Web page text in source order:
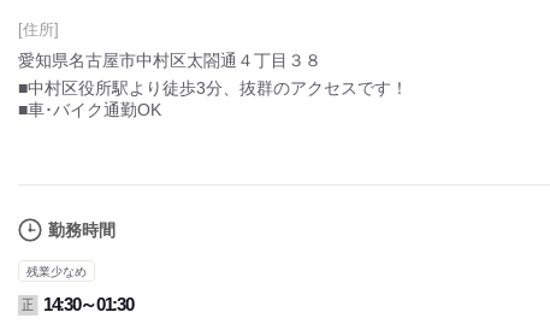
[住所]
愛知県名古屋市中村区太閤通４丁目３８
■中村区役所駅より徒歩3分、抜群のアクセスです！
■車･バイク通勤OK
勤務時間
残業少なめ
正 14:30～01:30